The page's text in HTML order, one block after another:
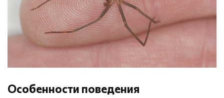
Особенности поведения